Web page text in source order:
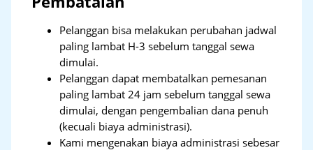
Pelanggan bisa melakukan perubahan jadwal
paling lambat H-3 sebelum tanggal sewa
dimulai.
Pelanggan dapat membatalkan pemesanan
paling lambat 24 jam sebelum tanggal sewa
dimulai, dengan pengembalian dana penuh
(kecuali biaya administrasi).
Kami mengenakan biaya administrasi sebesar